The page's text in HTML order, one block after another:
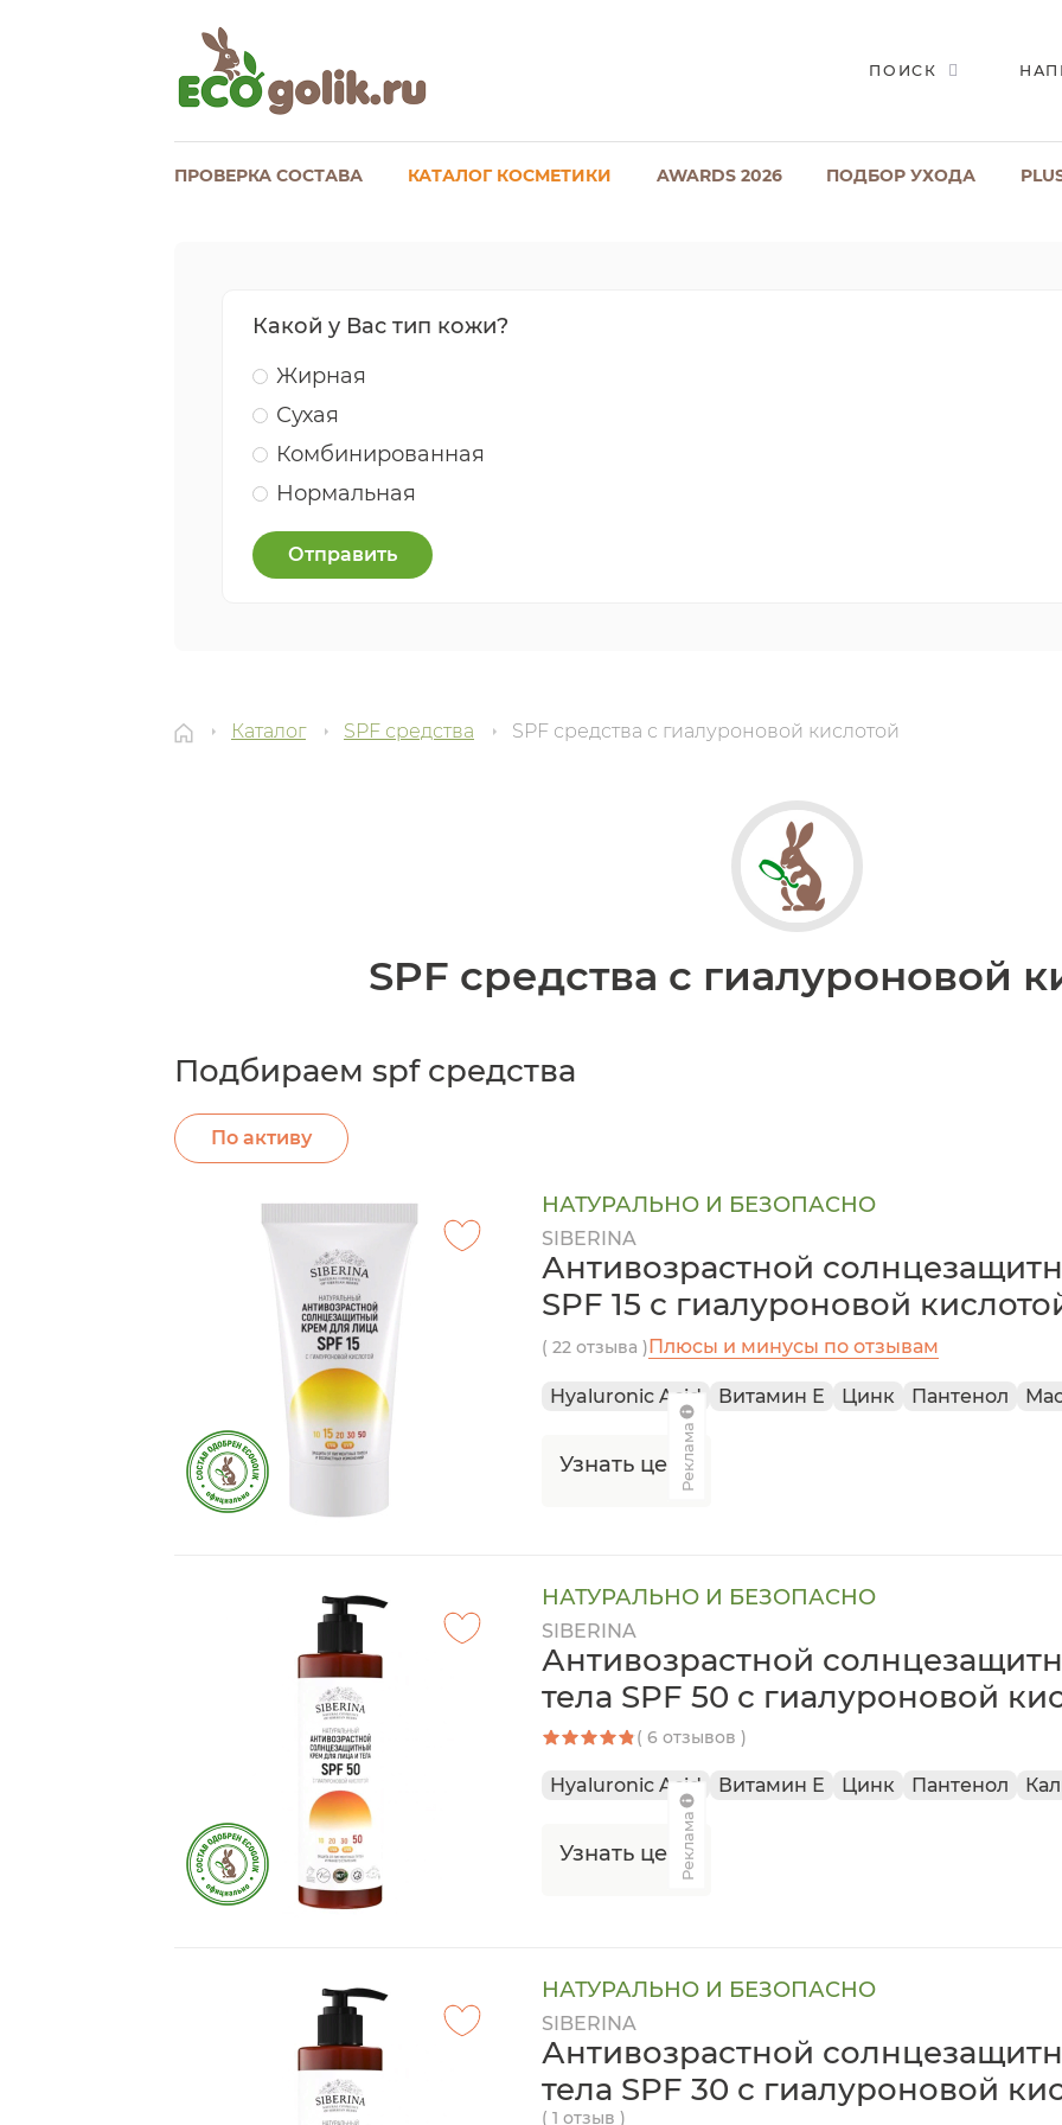
ПОИСК
ПРОВЕРКА СОСТАВА КАТАЛОГ КОСМЕТИКИ AWARDS 2026 ПОДБОР УХОДА
Какой у Вас тип кожи?
Жирная
Сухая
Комбинированная
Нормальная
Отправить
Каталог SPF средства SPF средства с гиалуроновой кислотой
SPF средства с гиалуроновой
Подбираем spf средства
По активу
НАТУРАЛЬНО И БЕЗОПАСНО
SIBERINA
Антивозрастной
SPF 15 с гиалуроновой
( 22 отзыва ) Плюсы и минусы по отзывам
Hyaluronic Acid Витамин Е Цинк Пантенол
Узнать цену
Реклама
НАТУРАЛЬНО И БЕЗОПАСНО
SIBERINA
Антивозрастной
тела SPF 50 с гиалуроновой
( 6 отзывов )
Hyaluronic Acid Витамин Е Цинк Пантенол
Узнать цену
Реклама
НАТУРАЛЬНО И БЕЗОПАСНО
SIBERINA
Антивозрастной
тела SPF 30 с гиалуроновой
( 1 отзыв )